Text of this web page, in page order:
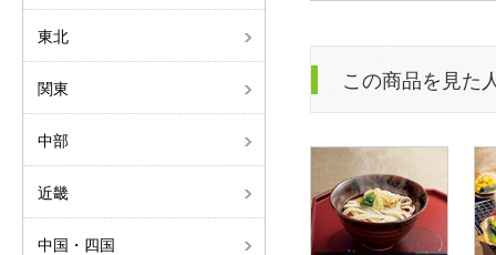
この商品を見た
東北
関東
中部
近畿
中国・四国